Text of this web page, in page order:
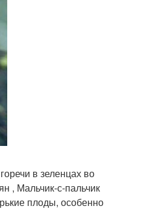
в зеленцах во
, Мальчик-с-пальчик
плоды, особенно